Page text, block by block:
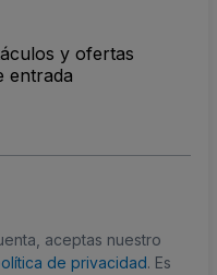
y ofertas
entrada
aceptas nuestro
de privacidad. Es